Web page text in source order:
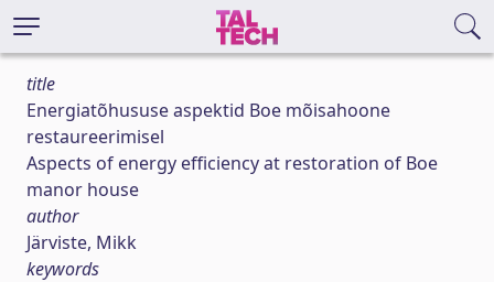
title
Energiatõhususe aspektid Boe mõisahoone
restaureerimisel
Aspects of energy efficiency at restoration of Boe
manor house
author
Järviste, Mikk
keywords